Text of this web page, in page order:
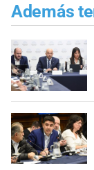
Además